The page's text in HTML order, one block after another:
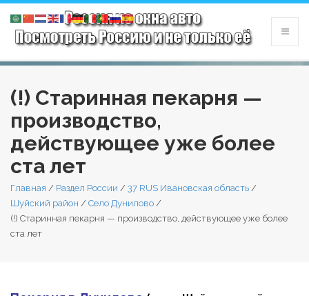
(!) Старинная пекарня —
производство,
действующее уже более
ста лет
Главная / Раздел России / 37 RUS Ивановская область /
Шуйский район / Село Дунилово /
(!) Старинная пекарня — производство, действующее уже более
ста лет